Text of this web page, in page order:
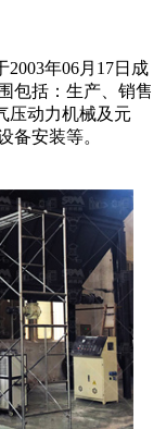
年06月17日成
包括：生产、销售
压动力机械及元
备安装等。